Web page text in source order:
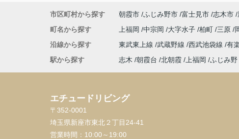
市区町村から探す 朝霞市 ふじみ野市 富士見市 志木市
町名から探す
上福岡 中宗岡 大字水子 柏町 三原
沿線から探す
東武東上線 武蔵野線 西武池袋線 有
駅から探す
志木 朝霞台 北朝霞 上福岡 ふじみ野
エチュードリビング
〒352-0001
埼玉県新座市東北２丁目24-41
営業時間： 10:00～19:00